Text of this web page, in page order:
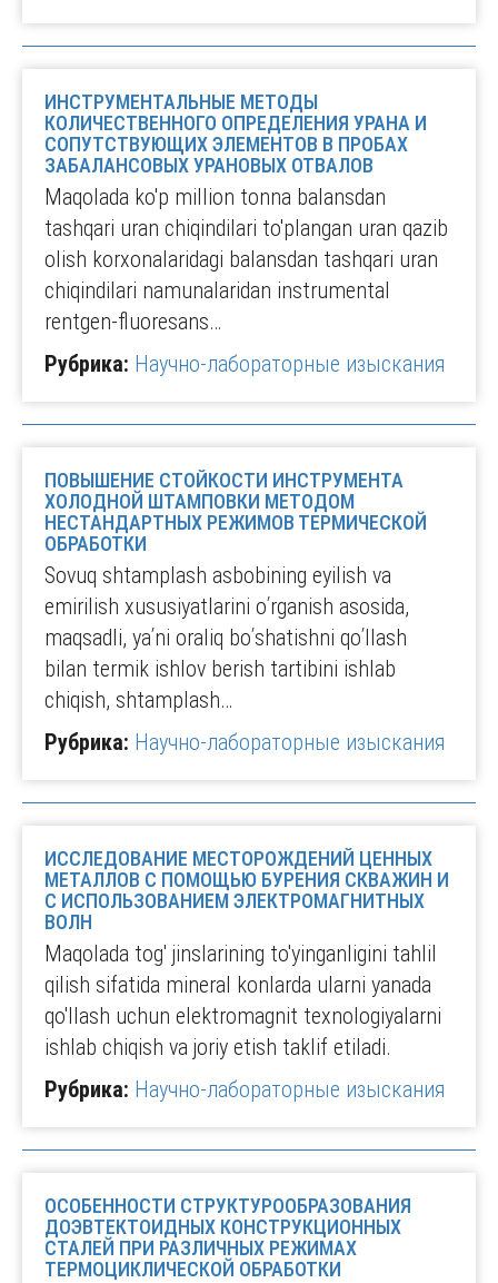
ИНСТРУМЕНТАЛЬНЫЕ МЕТОДЫ
КОЛИЧЕСТВЕННОГО ОПРЕДЕЛЕНИЯ УРАНА И
СОПУТСТВУЮЩИХ ЭЛЕМЕНТОВ В ПРОБАХ
ЗАБАЛАНСОВЫХ УРАНОВЫХ ОТВАЛОВ
Maqolada ko'p million tonna balansdan
tashqari uran chiqindilari to'plangan uran qazib
olish korxonalaridagi balansdan tashqari uran
chiqindilari namunalaridan instrumental
rentgen-fluoresans…
Рубрика: Научно-лабораторные изыскания
ПОВЫШЕНИЕ СТОЙКОСТИ ИНСТРУМЕНТА
ХОЛОДНОЙ ШТАМПОВКИ МЕТОДОМ
НЕСТАНДАРТНЫХ РЕЖИМОВ ТЕРМИЧЕСКОЙ
ОБРАБОТКИ
Sovuq shtamplash asbobining eyilish va
emirilish xususiyatlarini oʹrganish asosida,
maqsadli, yaʹni oraliq boʹshatishni qoʹllash
bilan termik ishlov berish tartibini ishlab
chiqish, shtamplash…
Рубрика: Научно-лабораторные изыскания
ИССЛЕДОВАНИЕ МЕСТОРОЖДЕНИЙ ЦЕННЫХ
МЕТАЛЛОВ С ПОМОЩЬЮ БУРЕНИЯ СКВАЖИН И
С ИСПОЛЬЗОВАНИЕМ ЭЛЕКТРОМАГНИТНЫХ
ВОЛН
Maqolada tog' jinslarining to'yinganligini tahlil
qilish sifatida mineral konlarda ularni yanada
qo'llash uchun elektromagnit texnologiyalarni
ishlab chiqish va joriy etish taklif etiladi.
Рубрика: Научно-лабораторные изыскания
ОСОБЕННОСТИ СТРУКТУРООБРАЗОВАНИЯ
ДОЭВТЕКТОИДНЫХ КОНСТРУКЦИОННЫХ
СТАЛЕЙ ПРИ РАЗЛИЧНЫХ РЕЖИМАХ
ТЕРМОЦИКЛИЧЕСКОЙ ОБРАБОТКИ